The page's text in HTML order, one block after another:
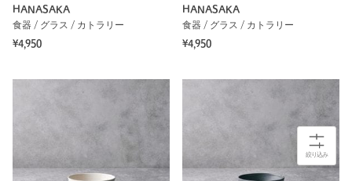
HANASAKA
食器 / グラス / カトラリー
¥4,950
HANASAKA
食器 / グラス / カトラリー
¥4,950
絞り込み